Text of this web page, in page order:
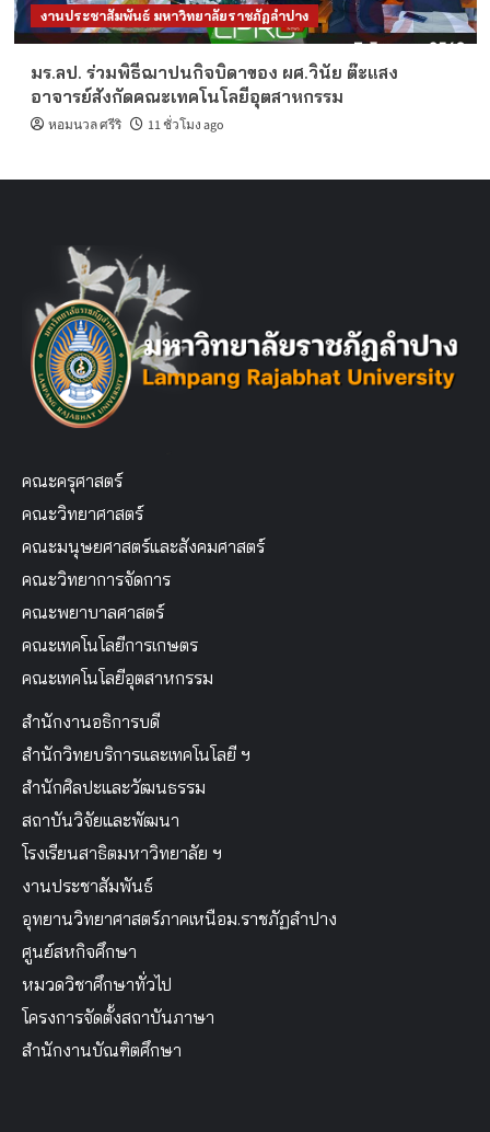
งานประชาสัมพันธ์ มหาวิทยาลัยราชภัฏลำปาง
มร.ลป. ร่วมพิธีฌาปนกิจบิดาของ ผศ.วินัย ต๊ะแสง
อาจารย์สังกัดคณะเทคโนโลยีอุตสาหกรรม
หอมนวล ศรีริ 11 ชั่วโมง ago
คณะครุศาสตร์
คณะวิทยาศาสตร์
คณะมนุษยศาสตร์และสังคมศาสตร์
คณะวิทยาการจัดการ
คณะพยาบาลศาสตร์
คณะเทคโนโลยีการเกษตร
คณะเทคโนโลยีอุตสาหกรรม
สำนักงานอธิการบดี
สำนักวิทยบริการและเทคโนโลยี ฯ
สำนักศิลปะและวัฒนธรรม
สถาบันวิจัยและพัฒนา
โรงเรียนสาธิตมหาวิทยาลัย ฯ
งานประชาสัมพันธ์
อุทยานวิทยาศาสตร์ภาคเหนือม.ราชภัฏลำปาง
ศูนย์สหกิจศึกษา
หมวดวิชาศึกษาทั่วไป
โครงการจัดตั้งสถาบันภาษา
สำนักงานบัณฑิตศึกษา